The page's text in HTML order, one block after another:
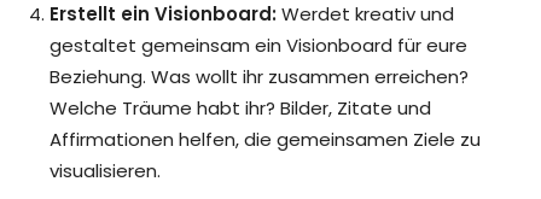
Erstellt ein Visionboard:Werdet kreativ und
gestaltet gemeinsam ein Visionboard für eure
Beziehung. Was wollt ihr zusammen erreichen?
Welche Träume habt ihr? Bilder, Zitate und
Affirmationen helfen, die gemeinsamen Ziele zu
visualisieren.